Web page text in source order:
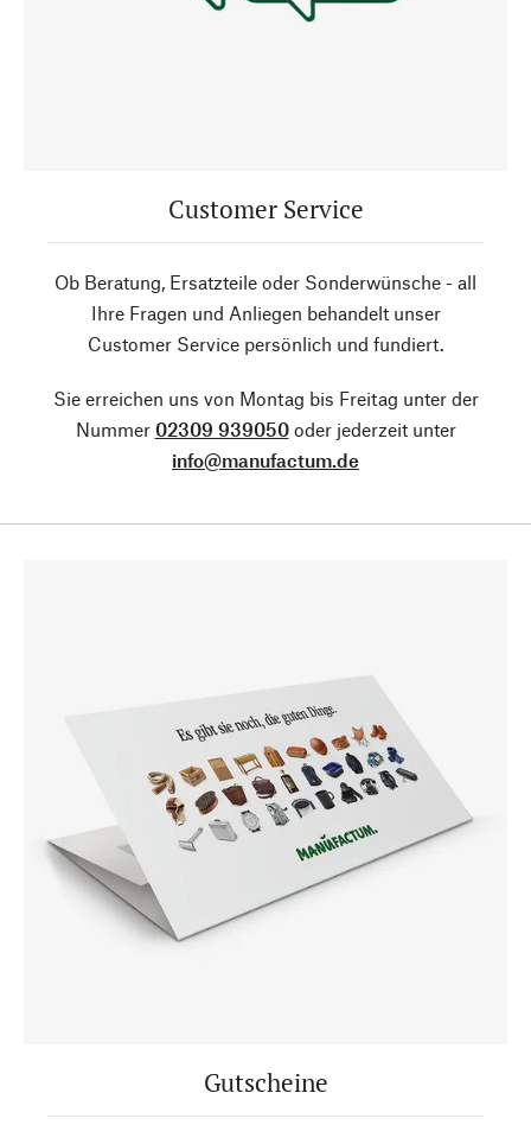
Customer Service
Ob Beratung, Ersatzteile oder Sonderwünsche - all
Ihre Fragen und Anliegen behandelt unser
Customer Service persönlich und fundiert.
Sie erreichen uns von Montag bis Freitag unter der
Nummer 02309 939050oder jederzeit unter
info@manufactum.de
Gutscheine